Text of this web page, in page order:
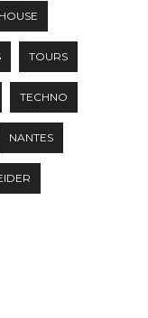
HOUSE
TOURS
TECHNO
NANTES